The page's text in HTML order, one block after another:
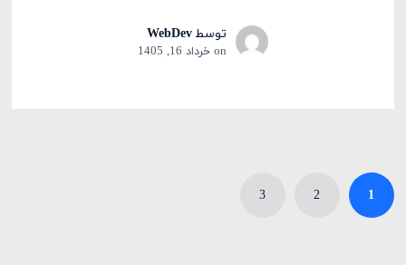
توسطWebDev
onخرداد 16, 1405
1
2
3